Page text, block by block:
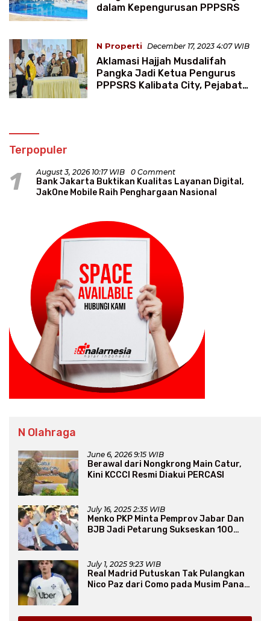
dalam Kepengurusan PPPSRS
N Properti December 17, 2023 4:07 WIB
Aklamasi Hajjah Musdalifah
Pangka Jadi Ketua Pengurus
PPPSRS Kalibata City, Pejabat
Terpopuler
1 August 3, 2026 10:17 WIB 0 Comment
Bank Jakarta Buktikan Kualitas Layanan Digital,
JakOne Mobile Raih Penghargaan Nasional
N Olahraga
June 6, 2026 9:15 WIB
Berawal dari Nongkrong Main Catur,
Kini KCCCI Resmi Diakui PERCASI
July 16, 2025 2:35 WIB
Menko PKP Minta Pemprov Jabar Dan
BJB Jadi Petarung Sukseskan 100
July 1, 2025 9:23 WIB
Real Madrid Putuskan Tak Pulangkan
Nico Paz dari Como pada Musim Panas